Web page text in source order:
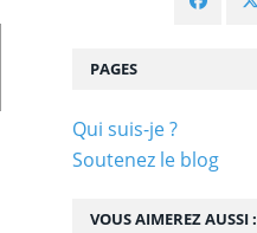
VOUS AIMEREZ AUSSI :
PAGES
Qui suis-je ?
Soutenez le blog